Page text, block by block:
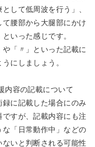
して低周波を行う」、
腰部から大腿部にかけ
いった感じです。
「〃」といった記載に
にしましょう。
容の記載について
に記載した場合にのみ
すが、記載内容にも注
「日常動作中」などの
いと判断される可能性